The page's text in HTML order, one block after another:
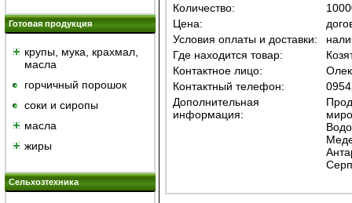
Готовая продукция
крупы, мука, крахмал,
масла
горчичный порошок
cоки и сиропы
масла
жиры
Сельхозтехника
Количество:
Цена:
Условия оплаты и доставки:
Где находится товар:
Контактное лицо:
Контактный телефон:
Дополнительная
информация: